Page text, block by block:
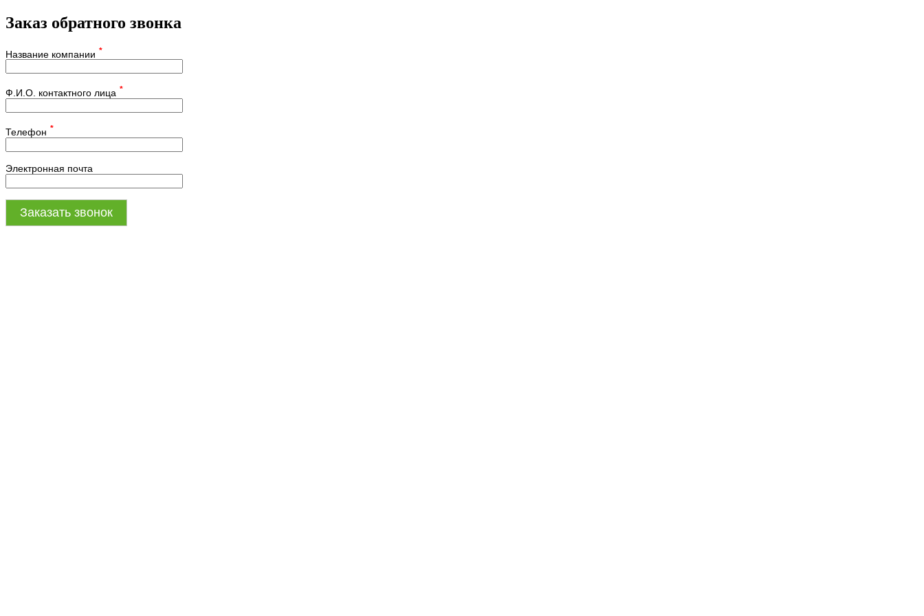
Заказ обратного звонка
Название компании *
Ф.И.О. контактного лица *
Телефон *
Электронная почта